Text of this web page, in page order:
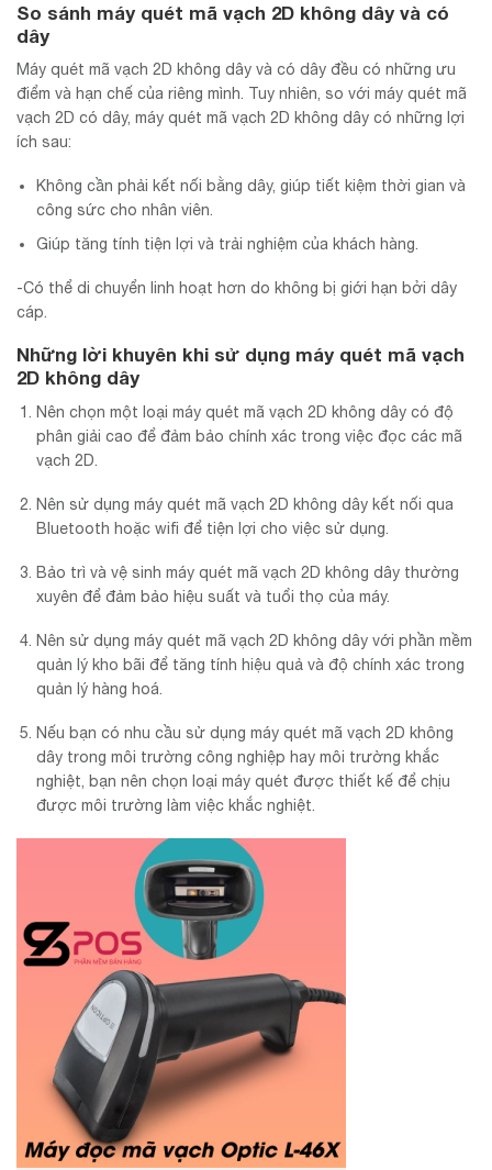
So sánh máy quét mã vạch 2D không dây và có
dây
Máy quét mã vạch 2D không dây và có dây đều có những ưu
điểm và hạn chế của riêng mình. Tuy nhiên, so với máy quét mã
vạch 2D có dây, máy quét mã vạch 2D không dây có những lợi
ích sau:
Không cần phải kết nối bằng dây, giúp tiết kiệm thời gian và
công sức cho nhân viên.
Giúp tăng tính tiện lợi và trải nghiệm của khách hàng.
-Có thể di chuyển linh hoạt hơn do không bị giới hạn bởi dây
cáp.
Những lời khuyên khi sử dụng máy quét mã vạch
2D không dây
Nên chọn một loại máy quét mã vạch 2D không dây có độ
phân giải cao để đảm bảo chính xác trong việc đọc các mã
vạch 2D.
Nên sử dụng máy quét mã vạch 2D không dây kết nối qua
Bluetooth hoặc wifi để tiện lợi cho việc sử dụng.
Bảo trì và vệ sinh máy quét mã vạch 2D không dây thường
xuyên để đảm bảo hiệu suất và tuổi thọ của máy.
Nên sử dụng máy quét mã vạch 2D không dây với phần mềm
quản lý kho bãi để tăng tính hiệu quả và độ chính xác trong
quản lý hàng hoá.
Nếu bạn có nhu cầu sử dụng máy quét mã vạch 2D không
dây trong môi trường công nghiệp hay môi trường khắc
nghiệt, bạn nên chọn loại máy quét được thiết kế để chịu
được môi trường làm việc khắc nghiệt.